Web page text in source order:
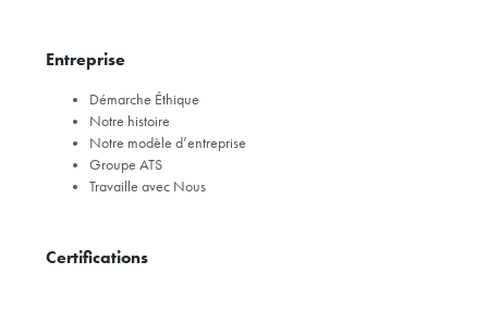
Entreprise
Démarche Éthique
Notre histoire
Notre modèle d’entreprise
Groupe ATS
Travaille avec Nous
Certifications